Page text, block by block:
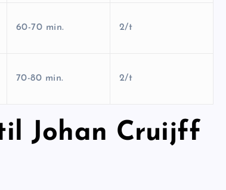
60-70 min. 2/t
70-80 min. 2/t
Johan Cruijff